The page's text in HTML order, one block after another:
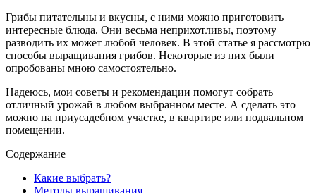
Грибы питательны и вкусны, с ними можно приготовить
интересные блюда. Они весьма неприхотливы, поэтому
разводить их может любой человек. В этой статье я рассмотрю
способы выращивания грибов. Некоторые из них были
опробованы мною самостоятельно.
Надеюсь, мои советы и рекомендации помогут собрать
отличный урожай в любом выбранном месте. А сделать это
можно на приусадебном участке, в квартире или подвальном
помещении.
Содержание
Какие выбрать?
Методы выращивания